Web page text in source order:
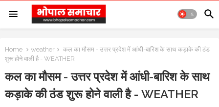
Home weather
कल का मौसम - उत्तर प्रदेश में आंधी-बारिश के साथ कड़ाके की ठंड
शुरू होने वाली है - WEATHER
कल का मौसम - उत्तर प्रदेश में आंधी-बारिश के साथ
कड़ाके की ठंड शुरू होने वाली है - WEATHER